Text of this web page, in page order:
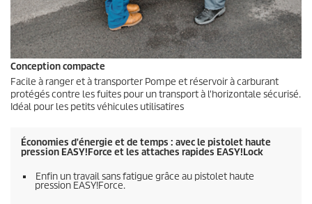
Conception compacte
Facile à ranger et à transporter Pompe et réservoir à carburant
protégés contre les fuites pour un transport à l'horizontale sécurisé.
Idéal pour les petits véhicules utilisatires
Économies d'énergie et de temps : avec le pistolet haute
pression EASY!Force et les attaches rapides EASY!Lock
Enfin un travail sans fatigue grâce au pistolet haute
pression EASY!Force.